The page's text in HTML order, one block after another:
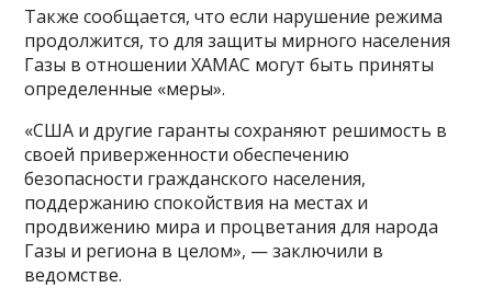
Также сообщается, что если нарушение режима
продолжится, то для защиты мирного населения
Газы в отношении ХАМАС могут быть приняты
определенные «меры».
«США и другие гаранты сохраняют решимость в
своей приверженности обеспечению
безопасности гражданского населения,
поддержанию спокойствия на местах и ​​
продвижению мира и процветания для народа
Газы и региона в целом», — заключили в
ведомстве.